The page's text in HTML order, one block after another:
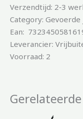
Verzendtijd: 2-3
Category: Gevoerde
Ean:
Leverancier:
Voorraad: 2